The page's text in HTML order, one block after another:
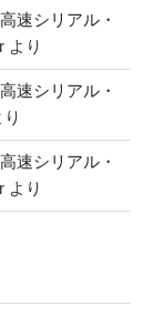
速シリアル・
より
速シリアル・
り
速シリアル・
より